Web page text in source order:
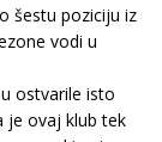
šestu poziciju iz
vodi u
ostvarile isto
je ovaj klub tek